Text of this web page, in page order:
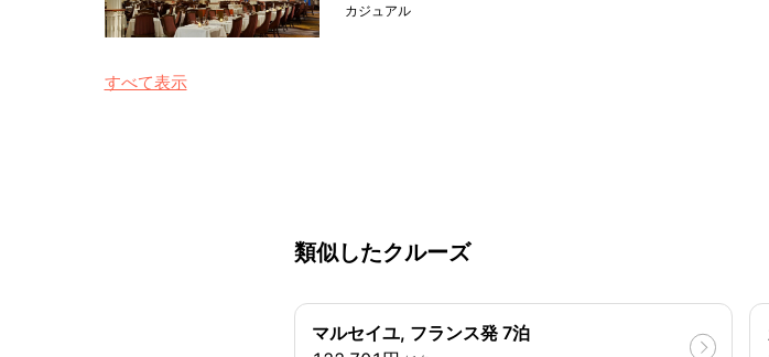
カジュアル
すべて表示
類似したクルーズ
マルセイユ, フランス発 7泊